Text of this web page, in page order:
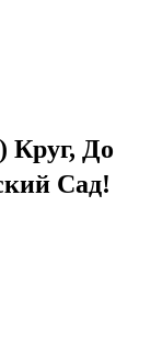
Круг, До
Сад!